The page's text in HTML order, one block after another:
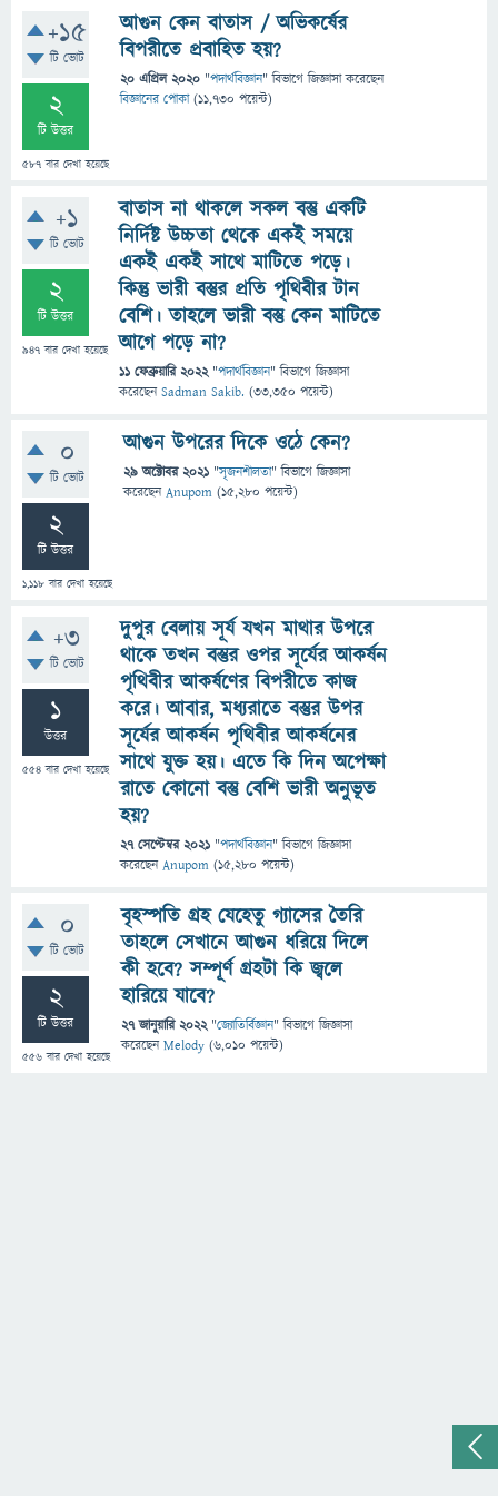
+15
টি ভোট
2
টি উত্তর
587 বার দেখা হয়েছে
আগুন কেন বাতাস / অভিকর্ষের
বিপরীতে প্রবাহিত হয়?
20 এপ্রিল 2020 "পদার্থবিজ্ঞান" বিভাগে জিজ্ঞাসাকরেছেন
বিজ্ঞানের পোকা (11,730 পয়েন্ট)
+1
টি ভোট
2
টি উত্তর
947 বার দেখা হয়েছে
বাতাস না থাকলে সকল বস্তু একটি
নির্দিষ্ট উচ্চতা থেকে একই সময়ে
একই একই সাথে মাটিতে পড়ে।
কিন্তু ভারী বস্তুর প্রতি পৃথিবীর টান
বেশি। তাহলে ভারী বস্তু কেন মাটিতে
আগে পড়ে না?
11 ফেব্রুয়ারি 2022 "পদার্থবিজ্ঞান" বিভাগে জিজ্ঞাসা
করেছেনSadman Sakib. (33,350 পয়েন্ট)
0
টি ভোট
2
টি উত্তর
1,118 বার দেখা হয়েছে
আগুন উপরের দিকে ওঠে কেন?
29 অক্টোবর 2021 "সৃজনশীলতা" বিভাগে জিজ্ঞাসা
করেছেনAnupom (15,280 পয়েন্ট)
+3
টি ভোট
1
উত্তর
554 বার দেখা হয়েছে
দুপুর বেলায় সূর্য যখন মাথার উপরে
থাকে তখন বস্তুর ওপর সূর্যের আকর্ষন
পৃথিবীর আকর্ষণের বিপরীতে কাজ
করে। আবার, মধ্যরাতে বস্তুর উপর
সূর্যের আকর্ষন পৃথিবীর আকর্ষনের
সাথে যুক্ত হয়। এতে কি দিন অপেক্ষা
রাতে কোনো বস্তু বেশি ভারী অনুভূত
হয়?
27 সেপ্টেম্বর 2021 "পদার্থবিজ্ঞান" বিভাগে জিজ্ঞাসা
করেছেনAnupom (15,280 পয়েন্ট)
0
টি ভোট
2
টি উত্তর
556 বার দেখা হয়েছে
বৃহস্পতি গ্রহ যেহেতু গ্যাসের তৈরি
তাহলে সেখানে আগুন ধরিয়ে দিলে
কী হবে? সম্পূর্ণ গ্রহটা কি জ্বলে
হারিয়ে যাবে?
27 জানুয়ারি 2022 "জ্যোতির্বিজ্ঞান" বিভাগে জিজ্ঞাসা
করেছেনMelody (6,010 পয়েন্ট)